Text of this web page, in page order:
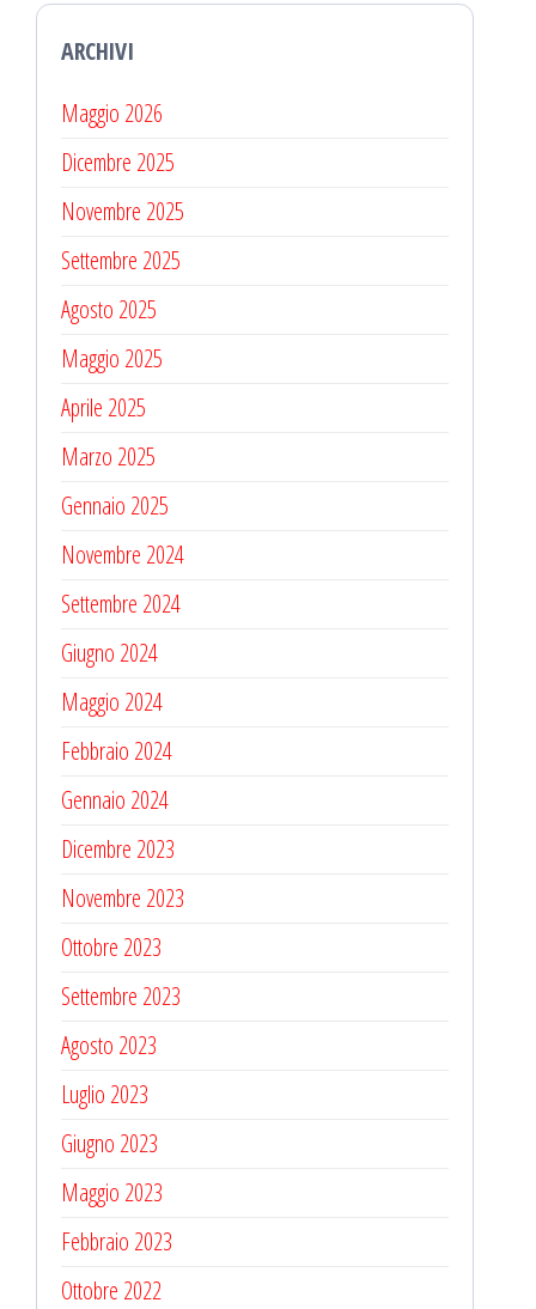
ARCHIVI
Maggio 2026
Dicembre 2025
Novembre 2025
Settembre 2025
Agosto 2025
Maggio 2025
Aprile 2025
Marzo 2025
Gennaio 2025
Novembre 2024
Settembre 2024
Giugno 2024
Maggio 2024
Febbraio 2024
Gennaio 2024
Dicembre 2023
Novembre 2023
Ottobre 2023
Settembre 2023
Agosto 2023
Luglio 2023
Giugno 2023
Maggio 2023
Febbraio 2023
Ottobre 2022